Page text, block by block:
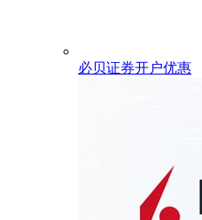
必贝证券开户优惠